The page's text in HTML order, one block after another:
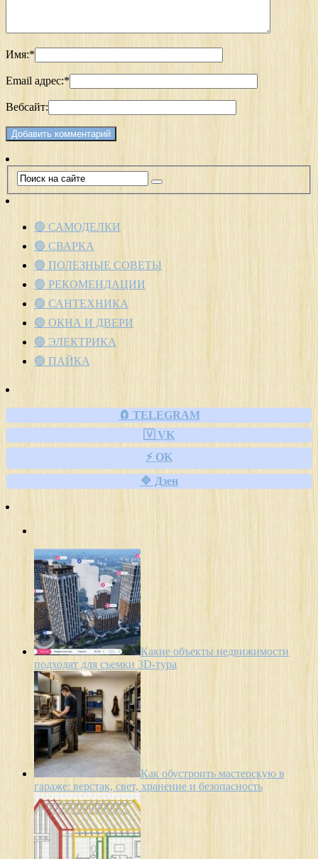
Имя:*
Email адрес:*
Вебсайт:
🟢 САМОДЕЛКИ
🟢 СВАРКА
🟢 ПОЛЕЗНЫЕ СОВЕТЫ
🟢 РЕКОМЕНДАЦИИ
🟢 САНТЕХНИКА
🟢 ОКНА И ДВЕРИ
🟢 ЭЛЕКТРИКА
🟢 ПАЙКА
🧲 TELEGRAM
🇻 VK
⚡ OK
🔷 Дзен
Какие объекты недвижимости
подходят для съемки 3D-тура
Как обустроить мастерскую в
гараже: верстак, свет, хранение и безопасность